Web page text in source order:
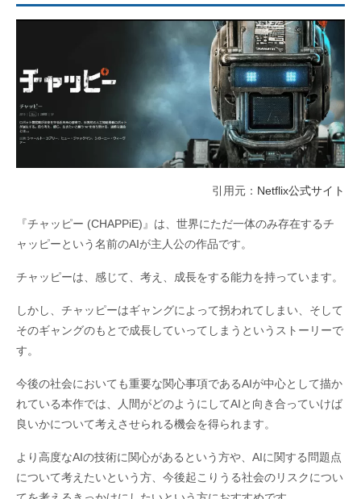
引用元： Netflix公式サイト
『チャッピー (CHAPPiE)』は、世界にただ一体のみ存在するチ
ャッピーという名前のAIが主人公の作品です。
チャッピーは、感じて、考え、成長をする能力を持っています。
しかし、チャッピーはギャングによって拐われてしまい、そして
そのギャングのもとで成長していってしまうというストーリーで
す。
今後の社会においても重要な関心事項であるAIが中心として描か
れている本作では、人間がどのようにしてAIと向き合っていけば
良いかについて考えさせられる機会を得られます。
より高度なAIの技術に関心があるという方や、AIに関する問題点
について考えたいという方、今後起こりうる社会のリスクについ